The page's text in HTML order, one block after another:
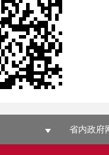
省内政府